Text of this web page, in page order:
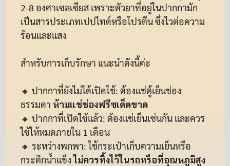
2-8 องศาเซลเซียส เพราะตัวยาที่อยู่ในปากกามัก
เป็นสารประเภทเปปไทด์หรือโปรตีน ซึ่งไวต่อความ
ร้อนและแสง
สำหรับการเก็บรักษา แนะนำดังนี้ค่ะ
🔸 ปากกาที่ยังไม่ได้เปิดใช้: ต้องแช่ตู้เย็นช่อง
ธรรมดา ห้ามแช่ช่องฟรีซเด็ดขาด
🔸 ปากกาที่เปิดใช้แล้ว: ต้องแช่เย็นเช่นกัน และควร
ใช้ให้หมดภายใน 1 เดือน
🔸 ระหว่างพกพา: ใช้กระเป๋าเก็บความเย็นหรือ
กระติกน้ำแข็งไม่ควรทิ้งไว้ในรถหรือที่อุณหภูมิสูง